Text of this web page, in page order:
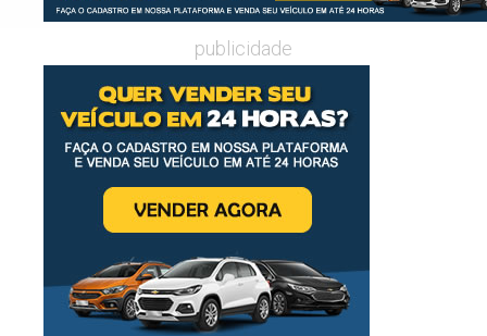
publicidade